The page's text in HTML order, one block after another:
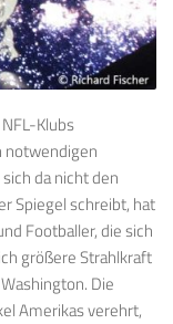
Klubs
notwendigen
da nicht den
Spiegel schreibt, hat
Footballer, die sich
größere Strahlkraft
Die
Amerikas verehrt,